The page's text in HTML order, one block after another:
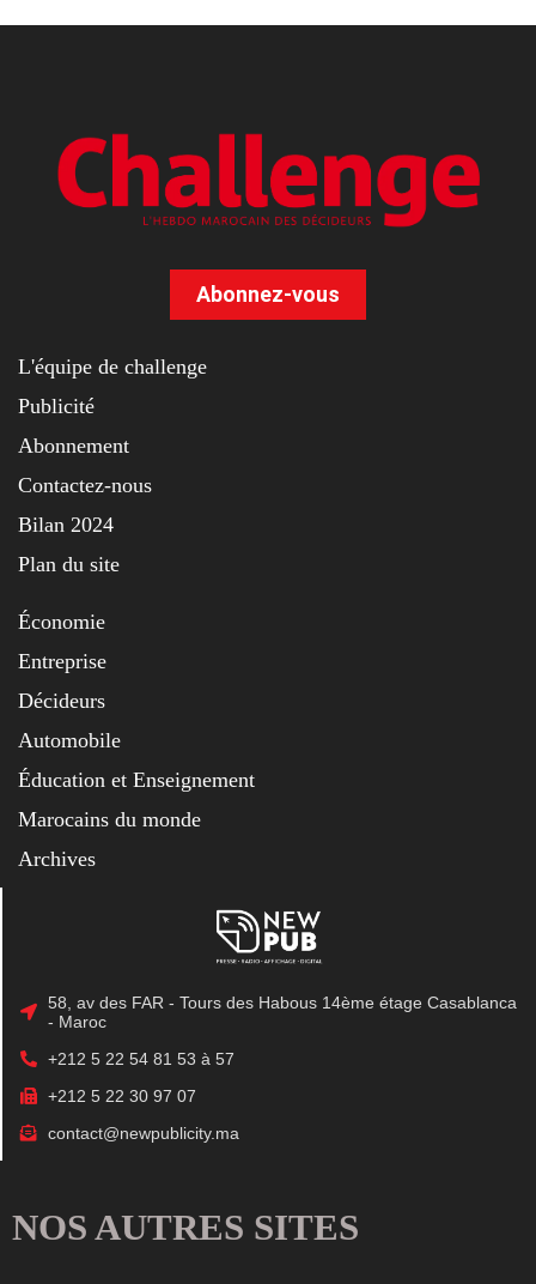
Abonnez-vous
L'équipe de challenge
Publicité
Abonnement
Contactez-nous
Bilan 2024
Plan du site
Économie
Entreprise
Décideurs
Automobile
Éducation et Enseignement
Marocains du monde
Archives
58, av des FAR - Tours des Habous 14ème étage Casablanca
- Maroc
+212 5 22 54 81 53 à 57
+212 5 22 30 97 07
contact@newpublicity.ma
NOS AUTRES SITES